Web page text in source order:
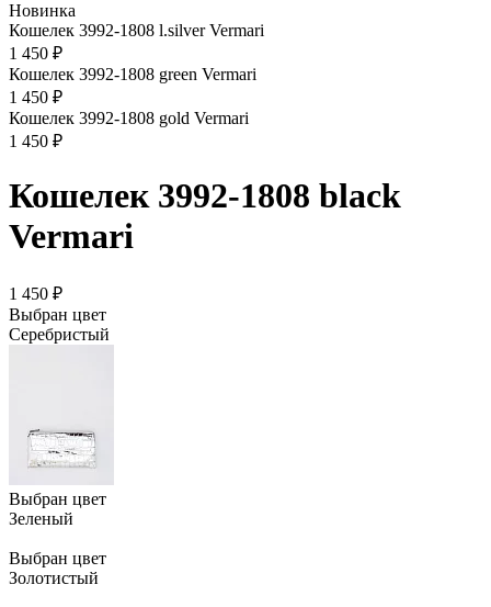
Новинка
Кошелек 3992-1808 l.silver Vermari
1 450 ₽
Кошелек 3992-1808 green Vermari
1 450 ₽
Кошелек 3992-1808 gold Vermari
1 450 ₽
Кошелек 3992-1808 black
Vermari
1 450 ₽
Выбран цвет
Серебристый
Выбран цвет
Зеленый
Выбран цвет
Золотистый